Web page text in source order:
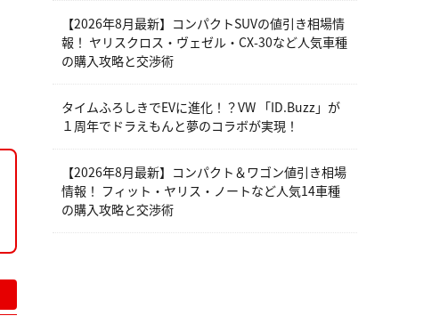
【2026年8月最新】コンパクトSUVの値引き相場情
報！ ヤリスクロス・ヴェゼル・CX-30など人気車種
の購入攻略と交渉術
タイムふろしきでEVに進化！？VW 「ID.Buzz」が
１周年でドラえもんと夢のコラボが実現！
【2026年8月最新】コンパクト＆ワゴン値引き相場
情報！ フィット・ヤリス・ノートなど人気14車種
の購入攻略と交渉術